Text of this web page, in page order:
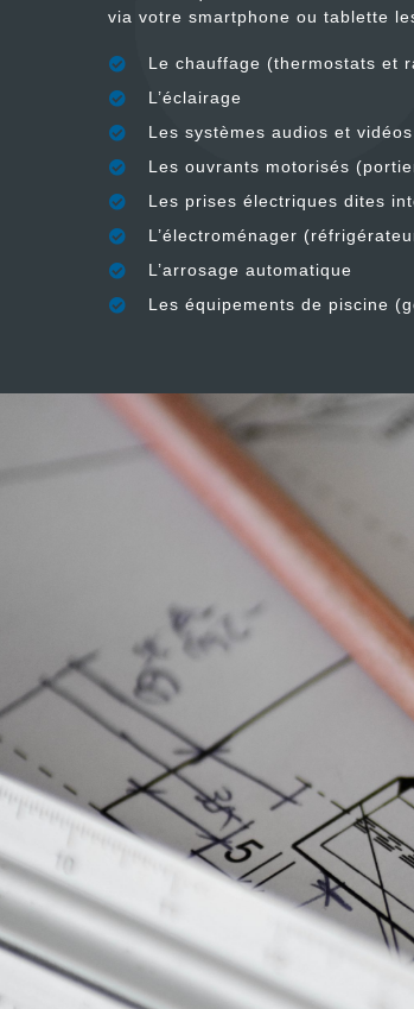
via votre smartphone ou tablette
Le chauffage (thermostats et
L’éclairage
Les systèmes audios et
Les ouvrants motorisés
Les prises électriques dites
L’électroménager
L’arrosage automatique
Les équipements de piscine